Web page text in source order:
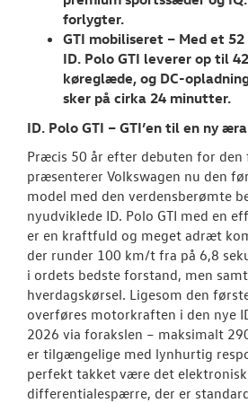
forlygter.
GTI mobiliseret – Med et
ID. Polo GTI leverer op til
køreglæde, og DC-
sker på cirka 24 minutter.
ID. Polo GTI – GTI’en til en ny æra
Præcis 50 år efter debuten for den
præsenterer Volkswagen nu den
model med den verdensberømte
nyudviklede ID. Polo GTI med en
er en kraftfuld og meget adræt
der runder 100 km/t fra på 6,8
i ordets bedste forstand, men
hverdagskørsel. Ligesom den
overføres motorkraften i den nye
2026 via forakslen – maksimalt
er tilgængelige med lynhurtig
perfekt takket være det
differentialespærre, der er